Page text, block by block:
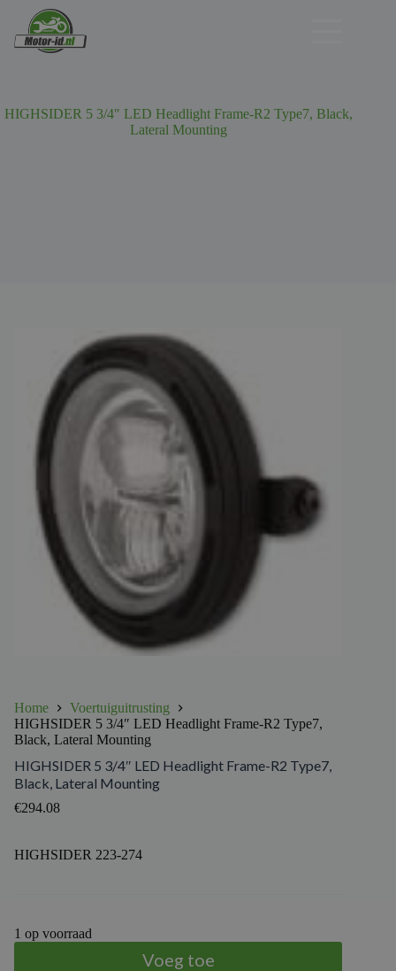
HIGHSIDER 5 3/4″ LED Headlight Frame-R2 Type7, Black,
Lateral Mounting
Home
Voertuiguitrusting
HIGHSIDER 5 3/4″ LED Headlight Frame-R2 Type7,
Black, Lateral Mounting
HIGHSIDER 5 3/4″ LED Headlight Frame-R2 Type7,
Black, Lateral Mounting
€294.08
HIGHSIDER 223-274
1 op voorraad
Voeg toe